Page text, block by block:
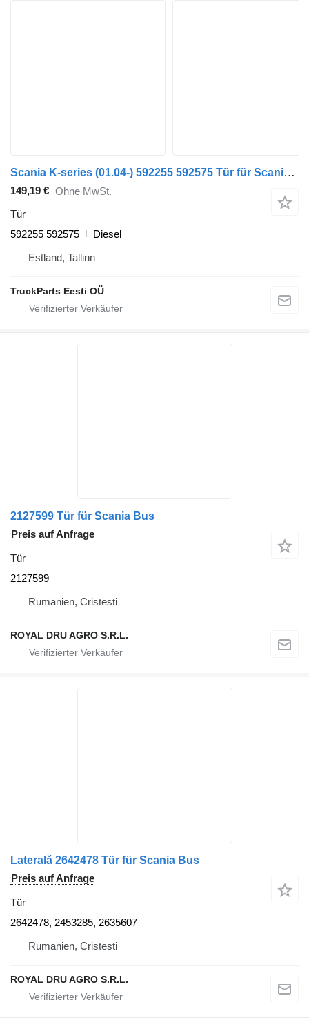
Scania K-series (01.04-) 592255 592575 Tür für Scania K,N,F-series bus (2006-)
149,19 € Ohne MwSt.
Tür
592255 592575
Diesel
Estland, Tallinn
TruckParts Eesti OÜ
2127599 Tür für Scania Bus
Preis auf Anfrage
Tür
2127599
Rumänien, Cristesti
ROYAL DRU AGRO S.R.L.
Laterală 2642478 Tür für Scania Bus
Preis auf Anfrage
Tür
2642478, 2453285, 2635607
Rumänien, Cristesti
ROYAL DRU AGRO S.R.L.